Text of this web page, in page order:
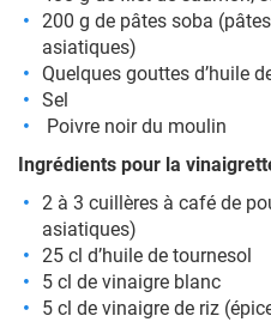
200 g de pâtes soba
asiatiques)
Quelques gouttes d’huile
Sel
Poivre noir du moulin
Ingrédients pour la
2 à 3 cuillères à café de
asiatiques)
25 cl d’huile de tournesol
5 cl de vinaigre blanc
5 cl de vinaigre de riz